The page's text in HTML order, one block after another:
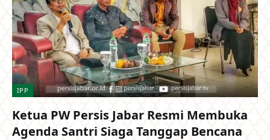
IPP
Ketua PW Persis Jabar Resmi Membuka
Agenda Santri Siaga Tanggap Bencana